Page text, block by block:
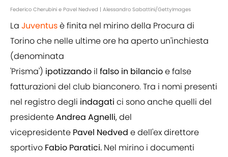
Federico Cherubini e Pavel Nedved | Alessandro Sabattini/GettyImages
La Juventusè finita nel mirino della Procura di
Torino che nelle ultime ore ha aperto un'inchiesta
(denominata
'Prisma') ipotizzando il falso in bilancioe false
fatturazioni del club bianconero. Tra i nomi presenti
nel registro degli indagati ci sono anche quelli del
presidenteAndrea Agnelli, del
vicepresidente Pavel Nedved e dell'ex direttore
sportivo Fabio Paratici. Nel mirino i documenti